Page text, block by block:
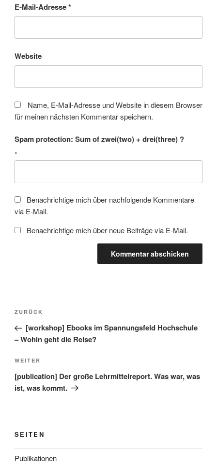
E-Mail-Adresse*
Website
Name, E-Mail-Adresse und Website in diesem Browser
für meinen nächsten Kommentar speichern.
Spam protection: Sum of zwei(two) + drei(three) ?
*
Benachrichtige mich über nachfolgende Kommentare
via E-Mail.
Benachrichtige mich über neue Beiträge via E-Mail.
Beitragsnavigation
Vorheriger
Beitrag
ZURÜCK
[workshop] Ebooks im Spannungsfeld Hochschule
– Wohin geht die Reise?
Nächster
Beitrag
WEITER
[publication] Der große Lehrmittelreport. Was war, was
ist, was kommt.
SEITEN
Publikationen